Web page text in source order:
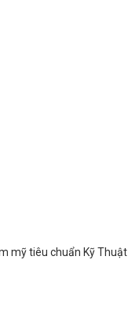
mỹ tiêu chuẩn Kỹ Thuật